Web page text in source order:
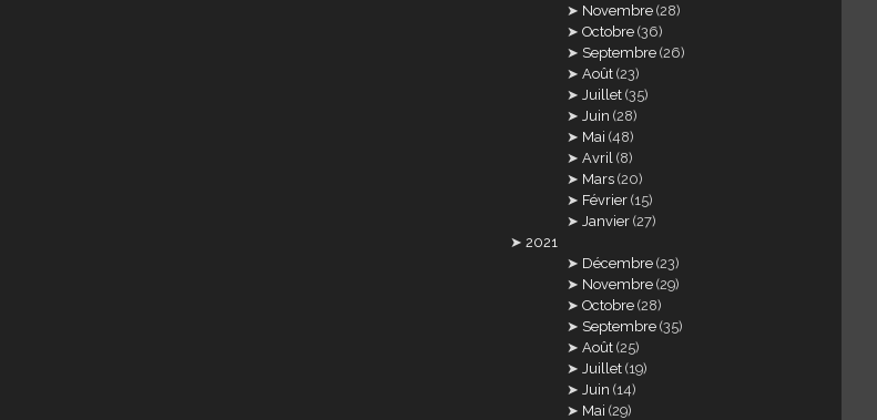
Novembre (28)
Octobre (36)
Septembre (26)
Août (23)
Juillet (35)
Juin (28)
Mai (48)
Avril (8)
Mars (20)
Février (15)
Janvier (27)
2021
Décembre (23)
Novembre (29)
Octobre (28)
Septembre (35)
Août (25)
Juillet (19)
Juin (14)
Mai (29)